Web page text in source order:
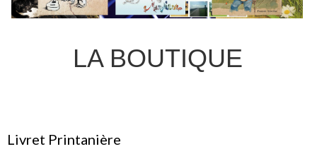
LA BOUTIQUE
Livret Printanière